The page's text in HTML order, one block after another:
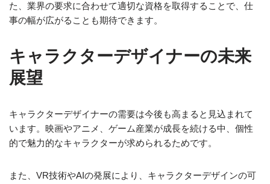
た、業界の要求に合わせて適切な資格を取得することで、仕
事の幅が広がることも期待できます。
キャラクターデザイナーの未来
展望
キャラクターデザイナーの需要は今後も高まると見込まれて
います。映画やアニメ、ゲーム産業が成長を続ける中、個性
的で魅力的なキャラクターが求められるためです。
また、VR技術やAIの発展により、キャラクターデザインの可